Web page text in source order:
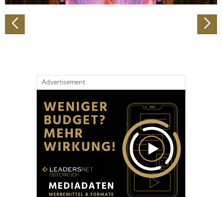
Verwendung unserer Website an unsere Partner für
soziale Medien, Werbung und Analysen weiter. Unsere
Partner führen diese Informationen möglicherweise mit
Advertisement